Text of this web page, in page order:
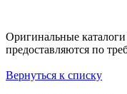
Оригинальные
предоставляются по
Вернуться к списку